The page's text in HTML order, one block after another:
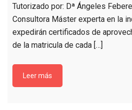
Tutorizado por: Dª Ángeles
Consultora Máster experta en la
expedirán certificados de
de la matricula de cada […]
Leer más